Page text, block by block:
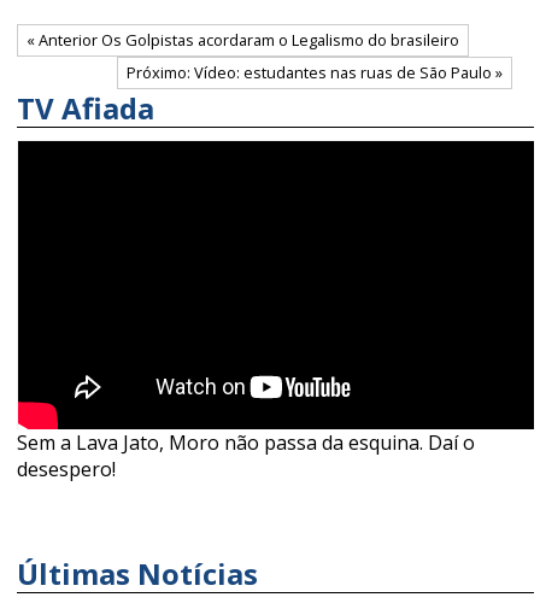
« Anterior Os Golpistas acordaram o Legalismo do brasileiro
Próximo: Vídeo: estudantes nas ruas de São Paulo »
TV Afiada
Sem a Lava Jato, Moro não passa da esquina. Daí o
desespero!
Últimas Notícias